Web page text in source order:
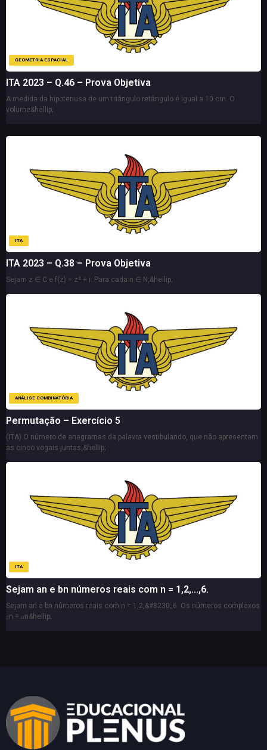
GEOMETRIA ESPACIAL
ITA 2023 – Q.46 – Prova Objetiva
A medida da hipotenusa de um triângulo retângulo é igual a 10 cm. O
volume&hellip;
ITA
ITA 2023 – Q.38 – Prova Objetiva
Sejam z ∈ C e f(z) = z² + i. Para cada n ∈ N,&hellip;
ANÁLISE COMBINATÓRIA
Permutação – Exercício 5
(ITA) O número de anagramas da palavra vestibulando, que não apresentam
as cinco vogais juntas,&hellip;
ITA
Sejam an e bn números reais com n = 1,2,…,6.
Sejam an e bn números reais com n = 1,2,&#8230;,6. Os números complexos
𝑧n = 𝑎n&hellip;